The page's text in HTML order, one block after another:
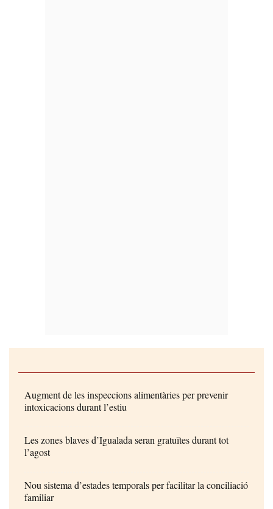
Augment de les inspeccions alimentàries per prevenir
intoxicacions durant l’estiu
Les zones blaves d’Igualada seran gratuïtes durant tot
l’agost
Nou sistema d’estades temporals per facilitar la conciliació
familiar